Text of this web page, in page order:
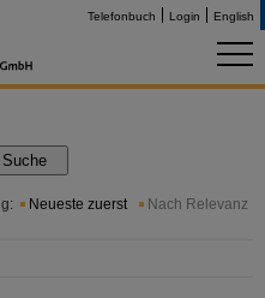
Telefonbuch Login English
Suche
Neueste zuerst Nach Relevanz